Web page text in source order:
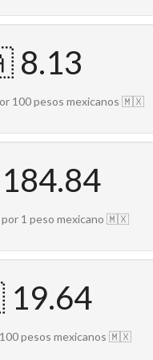
100 pesos mexicanos 🇲🇽
por 1 peso mexicano 🇲🇽
pesos mexicanos 🇲🇽